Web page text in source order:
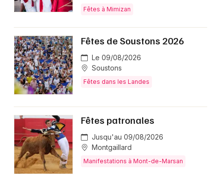
Fêtes à Mimizan
Fêtes de Soustons 2026
Le 09/08/2026
Soustons
Fêtes dans les Landes
Fêtes patronales
Jusqu'au 09/08/2026
Montgaillard
Manifestations à Mont-de-Marsan